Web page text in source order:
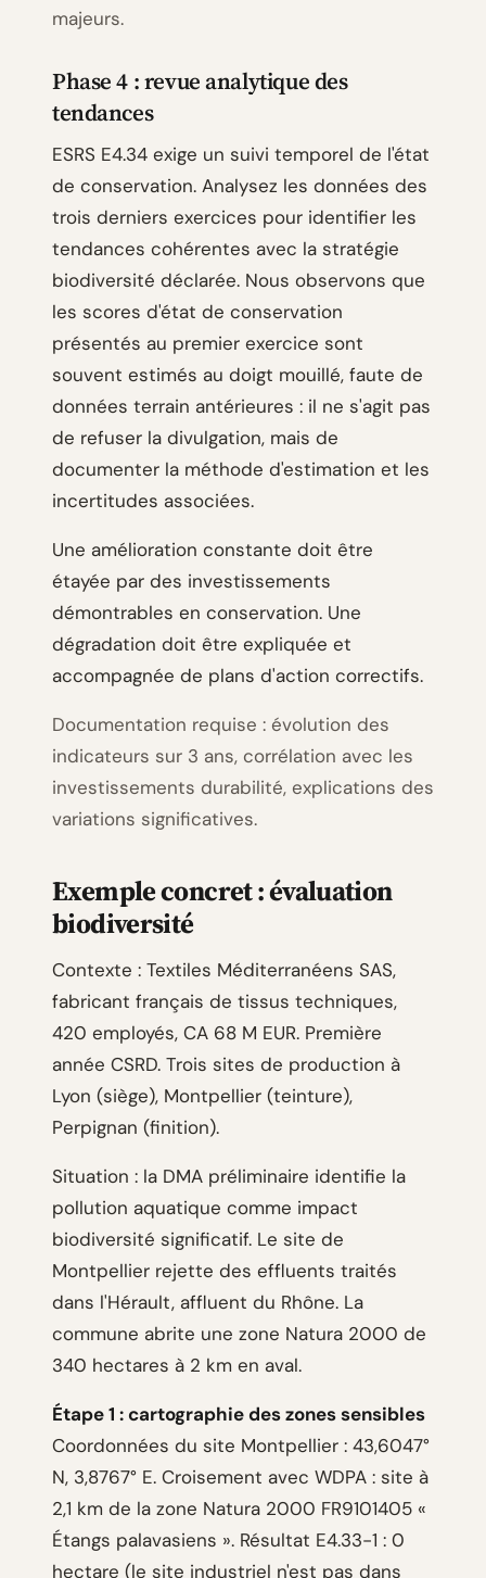
majeurs.
Phase 4 : revue analytique des
tendances
ESRS E4.34 exige un suivi temporel de l'état
de conservation. Analysez les données des
trois derniers exercices pour identifier les
tendances cohérentes avec la stratégie
biodiversité déclarée. Nous observons que
les scores d'état de conservation
présentés au premier exercice sont
souvent estimés au doigt mouillé, faute de
données terrain antérieures : il ne s'agit pas
de refuser la divulgation, mais de
documenter la méthode d'estimation et les
incertitudes associées.
Une amélioration constante doit être
étayée par des investissements
démontrables en conservation. Une
dégradation doit être expliquée et
accompagnée de plans d'action correctifs.
Documentation requise : évolution des
indicateurs sur 3 ans, corrélation avec les
investissements durabilité, explications des
variations significatives.
Exemple concret : évaluation
biodiversité
Contexte : Textiles Méditerranéens SAS,
fabricant français de tissus techniques,
420 employés, CA 68 M EUR. Première
année CSRD. Trois sites de production à
Lyon (siège), Montpellier (teinture),
Perpignan (finition).
Situation : la DMA préliminaire identifie la
pollution aquatique comme impact
biodiversité significatif. Le site de
Montpellier rejette des effluents traités
dans l'Hérault, affluent du Rhône. La
commune abrite une zone Natura 2000 de
340 hectares à 2 km en aval.
Étape 1 : cartographie des zones sensibles
Coordonnées du site Montpellier : 43,6047°
N, 3,8767° E. Croisement avec WDPA : site à
2,1 km de la zone Natura 2000 FR9101405 «
Étangs palavasiens ». Résultat E4.33-1 : 0
hectare (le site industriel n'est pas dans